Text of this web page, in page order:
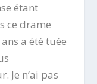
étant
ce drame
a été tuée
Je n’ai pas